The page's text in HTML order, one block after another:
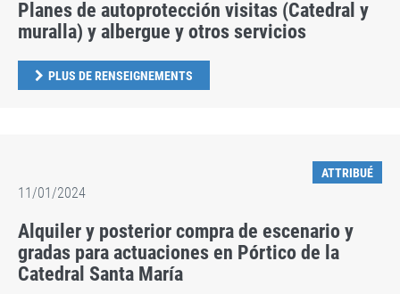
Planes de autoprotección visitas (Catedral y
muralla) y albergue y otros servicios
PLUS DE RENSEIGNEMENTS
ATTRIBUÉ
11/01/2024
Alquiler y posterior compra de escenario y
gradas para actuaciones en Pórtico de la
Catedral Santa María